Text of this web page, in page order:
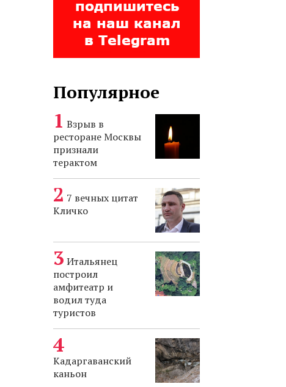
Популярное
Взрыв в
ресторане Москвы
признали
терактом
7 вечных цитат
Кличко
Итальянец
построил
амфитеатр и
водил туда
туристов
Кадаргаванский
каньон